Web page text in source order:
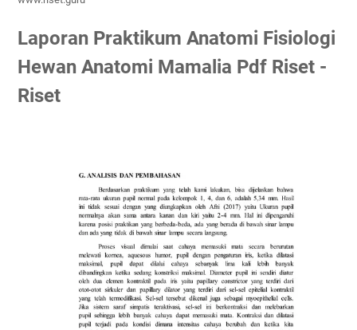
Laporan Praktikum Anatomi Fisiologi
Hewan Anatomi Mamalia Pdf Riset -
Riset